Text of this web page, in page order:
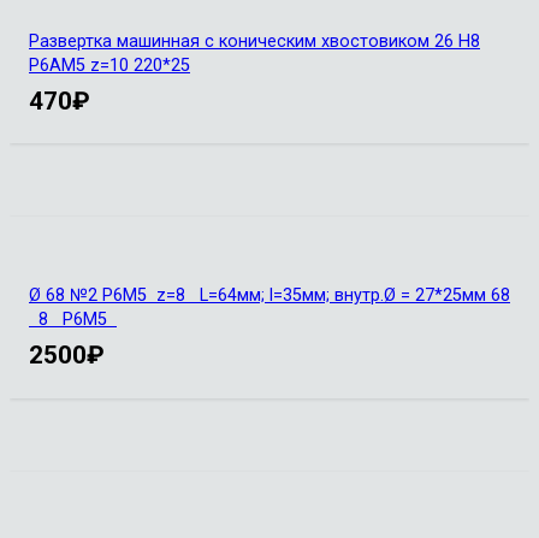
Развертка машинная с коническим хвостовиком 26 Н8
Р6АМ5 z=10 220*25
470₽
Ø 68 №2 Р6М5 z=8 L=64мм; l=35мм; внутр.Ø = 27*25мм 68
8 Р6М5
2500₽